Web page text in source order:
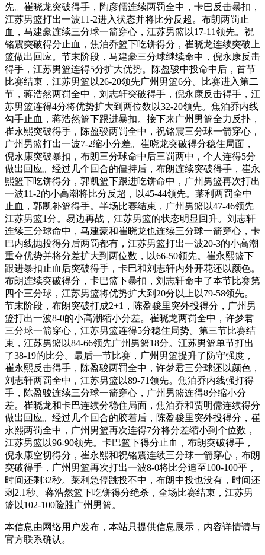
先。崔晓龙突破得手，陶彦儒连续两罚全中，卡巴反击暴扣，
江苏男篮打出一波11-2进入状态并将比分反超。布朗两罚止
血，马建豪连续三分球一箭穿心，江苏男篮以17-11领先。祝
铭震突破得分止血，焦泊乔篮下吃饼得分，崔晓龙连续突破上
篮做出回应。节末阶段，马建豪三分球继续命中，倪永康反击
得手，江苏男篮连得5分扩大优势。陈盈骏中投命中后，首节
比赛结束，江苏男篮以26-20领先广州男篮6分。比赛进入第二
节，蒋浩然两罚全中，刘志轩突破得手，倪永康反击得手，江
苏男篮连得4分将优势扩大到两位数以32-20领先。焦泊乔内线
勾手止血，蒋浩然篮下跟进暴扣。接下来广州男篮全力反扑，
崔永熙突破得手，陈盈骏两罚全中，祝铭震三分球一箭穿心，
广州男篮打出一波7-2缩小分差。崔晓龙突破得分稳住局面，
倪永康突破暴扣，布朗三分球命中后三罚两中，个人连得5分
做出回应。经过几个回合的僵持后，布朗连续突破得手，崔永
熙篮下吃饼得分，郭凯篮下跟进吃饼命中，广州男篮再次打出
一波11-2的小高潮将比分反超，以45-44领先。莱利两罚全中
止血，郭凯补篮得手。半场比赛结束，广州男篮以47-46领先
江苏男篮1分。易边再战，江苏男篮的状态明显回升。刘志轩
连续三分球命中，马建豪和崔晓龙也连续三分球一箭穿心，卡
巴内线抛投得分后两罚都有，江苏男篮打出一波20-3的小高潮
重夺优势并将分差扩大到两位数，以66-50领先。崔永熙篮下
跟进暴扣止血后突破得手，卡巴和刘志轩内外开花还以颜色。
布朗连续突破得分，卡巴篮下暴扣，刘志轩命中了本节比赛第
四个三分球，江苏男篮将优势扩大到20分以上以79-58领先。
节末阶段，布朗突破打成2+1，陈盈骏里突外投得分，广州男
篮打出一波8-0的小高潮缩小分差。崔晓龙两罚全中，许梦君
三分球一箭穿心，江苏男篮连得5分稳住局势。第三节比赛结
束，江苏男篮以84-66领先广州男篮18分。江苏男篮单节打出
了38-19的比分。最后一节比赛，广州男篮提升了防守强度，
崔永熙反击得手，陈盈骏两罚全中，许梦君三分球还以颜色，
刘志轩两罚全中，江苏男篮以89-71领先。焦泊乔内线强打得
手，陈盈骏连续三分球一箭穿心，广州男篮连得8分缩小分
差。崔晓龙和卡巴连续分稳住局面，焦泊乔和贾明儒连续得分
做出回应。经过几个回合的胶着后，陈盈骏里突外投得分，崔
永熙两罚全中，广州男篮再次连得7分将分差缩小到个位数，
江苏男篮以96-90领先。卡巴篮下得分止血，布朗突破得手，
倪永康空切得分，崔永熙和祝铭震连续三分球一箭穿心，布朗
突破得手，广州男篮再次打出一波8-0将比分追至100-100平，
时间还剩32秒。莱利急停跳投不中，布朗中投也没有，时间还
剩2.1秒。蒋浩然篮下吃饼得分绝杀，全场比赛结束，江苏男
篮以102-100险胜广州男篮。
本信息由网络用户发布， 本站只提供信息展示，内容详情请与
官方联系确认。